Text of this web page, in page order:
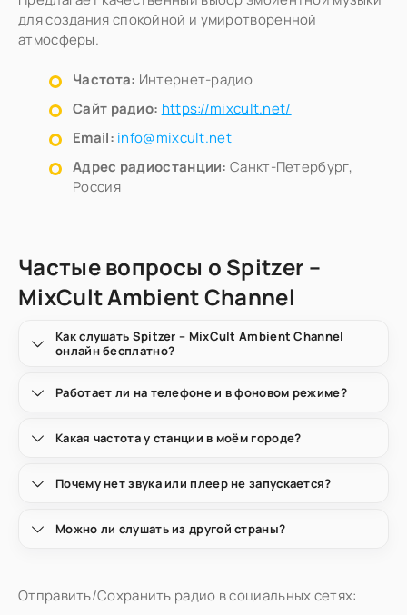
для создания спокойной и умиротворенной
атмосферы.
Частота: Интернет-радио
Сайт радио: https://mixcult.net/
Email: info@mixcult.net
Адрес радиостанции: Санкт-Петербург,
Россия
Частые вопросы о Spitzer –
MixCult Ambient Channel
Как слушать Spitzer – MixCult Ambient Channel
онлайн бесплатно?
Работает ли на телефоне и в фоновом режиме?
Какая частота у станции в моём городе?
Почему нет звука или плеер не запускается?
Можно ли слушать из другой страны?
Отправить/Сохранить радио в социальных сетях: